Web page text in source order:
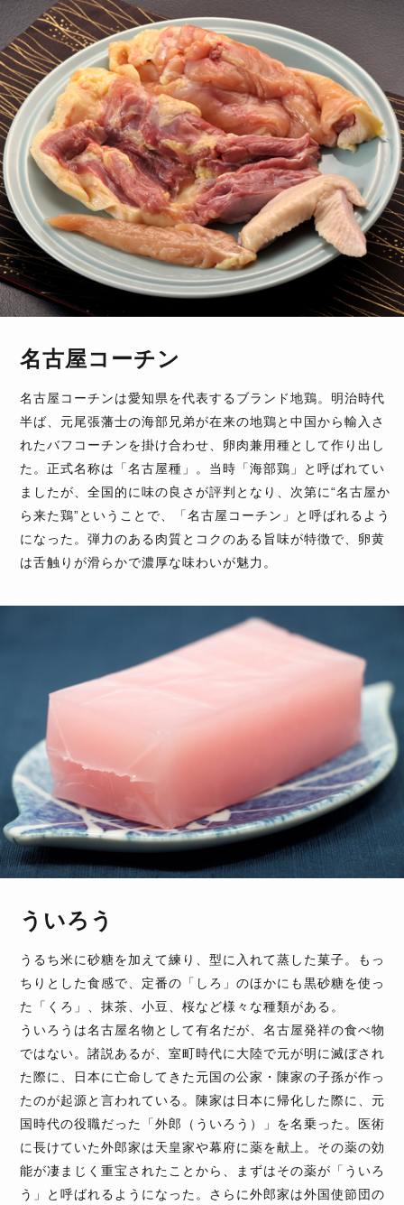
名古屋コーチン
名古屋コーチンは愛知県を代表するブランド地鶏。明治時代
半ば、元尾張藩士の海部兄弟が在来の地鶏と中国から輸入さ
れたバフコーチンを掛け合わせ、卵肉兼用種として作り出し
た。正式名称は「名古屋種」。当時「海部鶏」と呼ばれてい
ましたが、全国的に味の良さが評判となり、次第に“名古屋か
ら来た鶏”ということで、「名古屋コーチン」と呼ばれるよう
になった。弾力のある肉質とコクのある旨味が特徴で、卵黄
は舌触りが滑らかで濃厚な味わいが魅力。
ういろう
うるち米に砂糖を加えて練り、型に入れて蒸した菓子。もっ
ちりとした食感で、定番の「しろ」のほかにも黒砂糖を使っ
た「くろ」、抹茶、小豆、桜など様々な種類がある。
ういろうは名古屋名物として有名だが、名古屋発祥の食べ物
ではない。諸説あるが、室町時代に大陸で元が明に滅ぼされ
た際に、日本に亡命してきた元国の公家・陳家の子孫が作っ
たのが起源と言われている。陳家は日本に帰化した際に、元
国時代の役職だった「外郎（ういろう）」を名乗った。医術
に長けていた外郎家は天皇家や幕府に薬を献上。その薬の効
能が凄まじく重宝されたことから、まずはその薬が「ういろ
う」と呼ばれるようになった。さらに外郎家は外国使節団の